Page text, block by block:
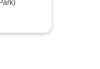
2026